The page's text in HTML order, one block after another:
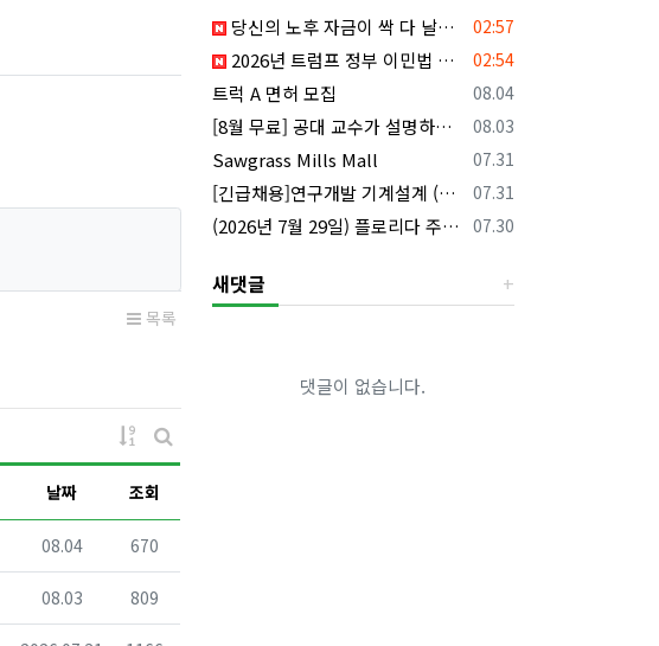
목록
게시물 정렬
게시판 검색
날짜 조회
등록일
08.04 조회
670
등록일
08.03 조회
809
등록일
02:57
당신의 노후 자금이 싹 다 날아갈 수도 있습니다, 롱텀케어 준비 하기
등록일
02:54
2026년 트럼프 정부 이민법 전면 시행 꼭 알아야 할 4가지!!
등록일
08.04
트럭 A 면허 모집
등록일
08.03
[8월 무료] 공대 교수가 설명하는 AP Physics1 물리 온라인 강의
등록일
07.31
Sawgrass Mills Mall
등록일
07.31
[긴급채용]연구개발 기계설계 (C&C) 엔지니어 모집
등록일
07.30
(2026년 7월 29일) 플로리다 주요 뉴스 | 플로리다 한인 닷컴
새댓글
댓글이 없습니다.